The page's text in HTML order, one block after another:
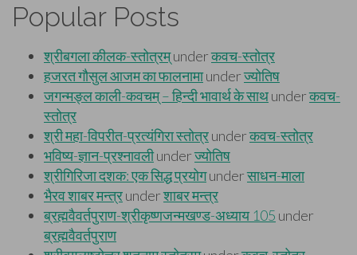
Popular Posts